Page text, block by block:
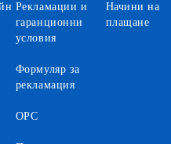
Рекламации и
гаранционни
условия
Формуляр за
рекламация
ОРС
Начини на
плащане